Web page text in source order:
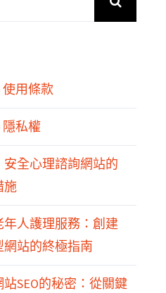
使用條款
隱私權
全心理諮詢網站的
施
人護理服務：創建
網站的終極指南
SEO的秘密：從關鍵